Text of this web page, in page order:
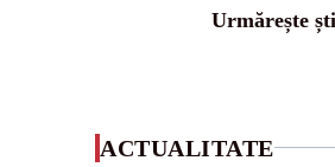
Urmărește
ACTUALITATE